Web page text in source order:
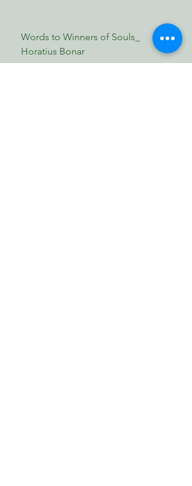
Words to Winners of Souls_
Horatius Bonar
The